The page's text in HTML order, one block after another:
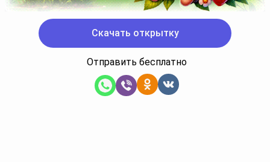
Скачать открытку
Отправить бесплатно